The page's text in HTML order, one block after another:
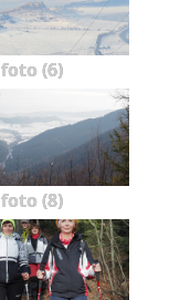
foto (6)
foto (8)